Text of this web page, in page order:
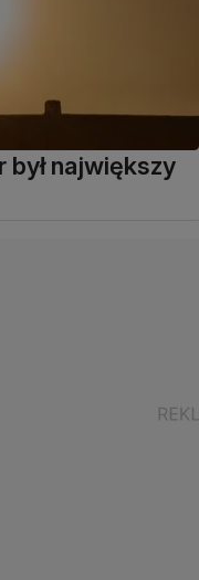
był największy